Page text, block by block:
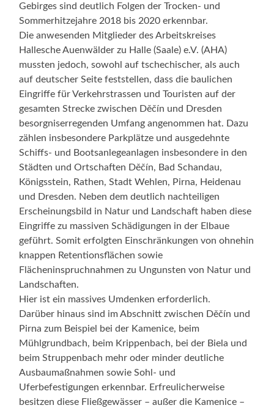
Gebirges sind deutlich Folgen der Trocken- und
Sommerhitzejahre 2018 bis 2020 erkennbar.
Die anwesenden Mitglieder des Arbeitskreises
Hallesche Auenwälder zu Halle (Saale) e.V. (AHA)
mussten jedoch, sowohl auf tschechischer, als auch
auf deutscher Seite feststellen, dass die baulichen
Eingriffe für Verkehrstrassen und Touristen auf der
gesamten Strecke zwischen Děčín und Dresden
besorgniserregenden Umfang angenommen hat. Dazu
zählen insbesondere Parkplätze und ausgedehnte
Schiffs- und Bootsanlegeanlagen insbesondere in den
Städten und Ortschaften Děčín, Bad Schandau,
Königsstein, Rathen, Stadt Wehlen, Pirna, Heidenau
und Dresden. Neben dem deutlich nachteiligen
Erscheinungsbild in Natur und Landschaft haben diese
Eingriffe zu massiven Schädigungen in der Elbaue
geführt. Somit erfolgten Einschränkungen von ohnehin
knappen Retentionsflächen sowie
Flächeninspruchnahmen zu Ungunsten von Natur und
Landschaften.
Hier ist ein massives Umdenken erforderlich.
Darüber hinaus sind im Abschnitt zwischen Děčín und
Pirna zum Beispiel bei der Kamenice, beim
Mühlgrundbach, beim Krippenbach, bei der Biela und
beim Struppenbach mehr oder minder deutliche
Ausbaumaßnahmen sowie Sohl- und
Uferbefestigungen erkennbar. Erfreulicherweise
besitzen diese Fließgewässer – außer die Kamenice –